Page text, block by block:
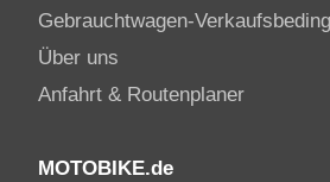
Gebrauchtwagen-
Über uns
Anfahrt & Routenplaner
MOTOBIKE.de